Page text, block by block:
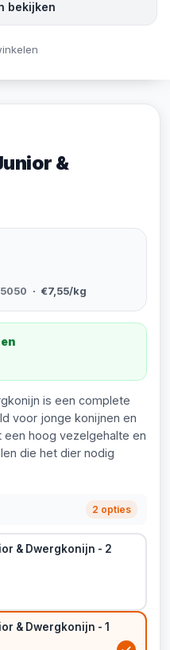
&
· €7,55/kg
is een complete
voor jonge konijnen en
hoog vezelgehalte en
die het dier nodig
2 opties
& Dwergkonijn - 2
& Dwergkonijn - 1
bekijken